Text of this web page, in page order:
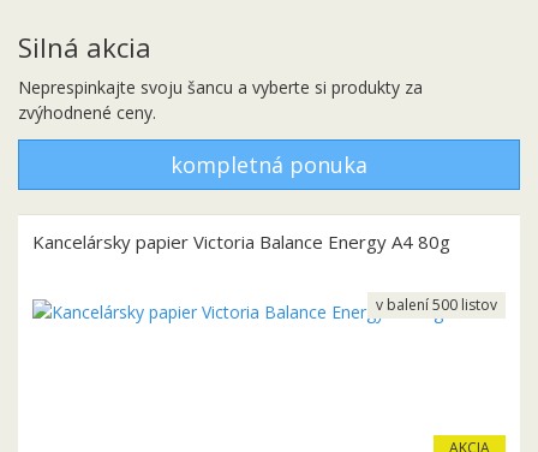
Silná akcia
Neprespinkajte svoju šancu a vyberte si produkty za
zvýhodnené ceny.
kompletná ponuka
Kancelársky papier Victoria Balance Energy A4 80g
AKCIA
v balení 500 listov